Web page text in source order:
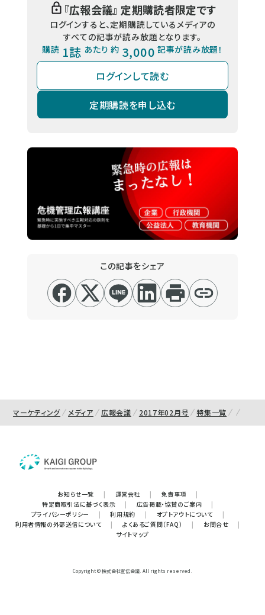
『広報会議』 定期購読者限定です
ログインすると、定期購読しているメディアの
すべての記事が読み放題となります。
購読 1誌 あたり 約 3,000 記事が読み放題！
ログインして読む
定期購読を申し込む
この記事をシェア
マーケティング メディア 広報会議 2017年02月号 特集一覧
お知らせ一覧 | 運営会社 | 免責事項
|
特定商取引法に基づく表示
| 広告掲載・協賛のご案内
|
プライバシーポリシー
| 利用規約 | オプトアウトについて
|
利用者情報の外部送信について
| よくあるご質問（FAQ） | お問合せ
|
サイトマップ
Copyright © 株式会社宣伝会議. All rights reserved.